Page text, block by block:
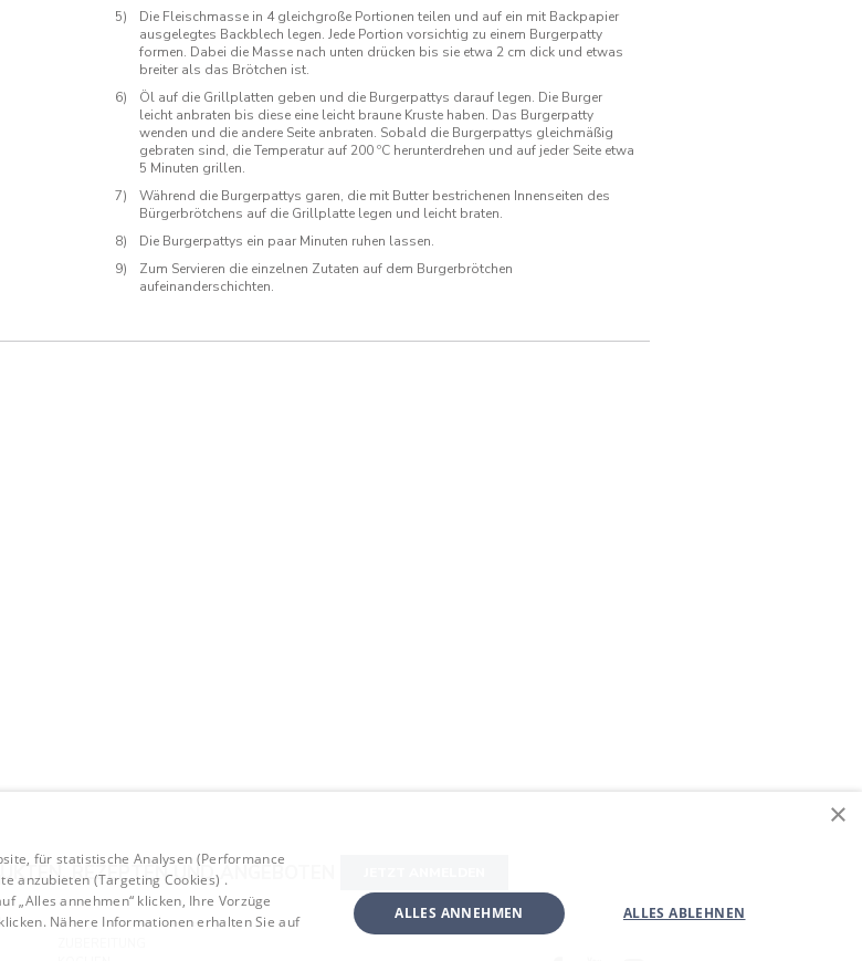
Die Fleischmasse in 4 gleichgroße Portionen teilen und auf ein mit Backpapier
ausgelegtes Backblech legen. Jede Portion vorsichtig zu einem Burgerpatty
formen. Dabei die Masse nach unten drücken bis sie etwa 2 cm dick und etwas
breiter als das Brötchen ist.
Öl auf die Grillplatten geben und die Burgerpattys darauf legen. Die Burger
leicht anbraten bis diese eine leicht braune Kruste haben. Das Burgerpatty
wenden und die andere Seite anbraten. Sobald die Burgerpattys gleichmäßig
gebraten sind, die Temperatur auf 200 ºC herunterdrehen und auf jeder Seite etwa
5 Minuten grillen.
Während die Burgerpattys garen, die mit Butter bestrichenen Innenseiten des
Bürgerbrötchens auf die Grillplatte legen und leicht braten.
Die Burgerpattys ein paar Minuten ruhen lassen.
Zum Servieren die einzelnen Zutaten auf dem Burgerbrötchen
aufeinanderschichten.
REZEPTEN UND ANGEBOTEN
×
für statistische Analysen (Performance
anzubieten (Targeting Cookies) .
„Alles annehmen“ klicken, Ihre Vorzüge
Nähere Informationen erhalten Sie auf
ALLES ANNEHMEN ALLES ABLEHNEN